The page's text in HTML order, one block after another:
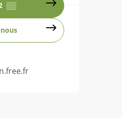
▒▒